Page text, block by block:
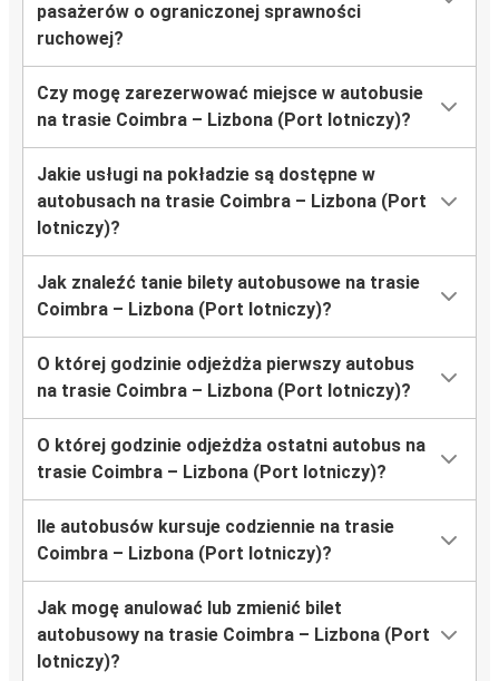
pasażerów o ograniczonej sprawności
ruchowej?
Czy mogę zarezerwować miejsce w autobusie
na trasie Coimbra – Lizbona (Port lotniczy)?
Jakie usługi na pokładzie są dostępne w
autobusach na trasie Coimbra – Lizbona (Port
lotniczy)?
Jak znaleźć tanie bilety autobusowe na trasie
Coimbra – Lizbona (Port lotniczy)?
O której godzinie odjeżdża pierwszy autobus
na trasie Coimbra – Lizbona (Port lotniczy)?
O której godzinie odjeżdża ostatni autobus na
trasie Coimbra – Lizbona (Port lotniczy)?
Ile autobusów kursuje codziennie na trasie
Coimbra – Lizbona (Port lotniczy)?
Jak mogę anulować lub zmienić bilet
autobusowy na trasie Coimbra – Lizbona (Port
lotniczy)?